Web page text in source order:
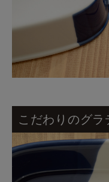
こだわりのグラ